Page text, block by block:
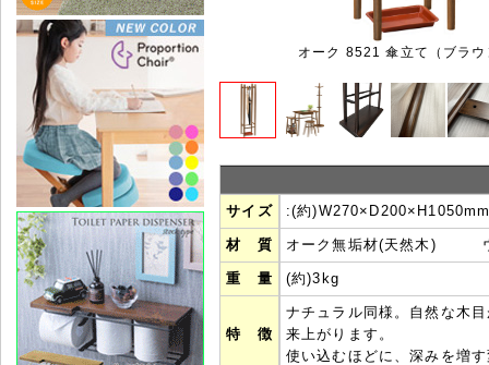
オーク 8521 傘立て（ブラウ
サイズ :(約
材 質 オーク無垢材(天然木)
重 量 (約)3kg
特 徴
ナチュラル同様。自然な木
来上がります。
使い込むほどに、深みを増